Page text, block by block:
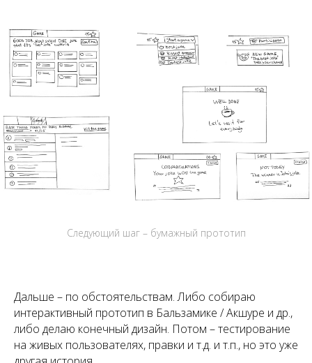
Следующий шаг – бумажный прототип
Дальше – по обстоятельствам. Либо собираю
интерактивный прототип в Бальзамике / Акшуре и др.,
либо делаю конечный дизайн. Потом – тестирование
на живых пользователях, правки и т.д. и т.п., но это уже